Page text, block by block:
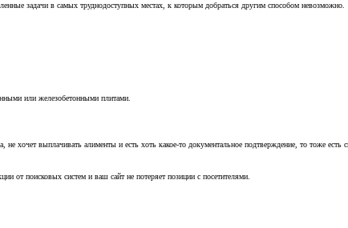
задачи в самых труднодоступных местах, к которым добраться другим способом невозможно.
или железобетонными плитами.
хочет выплачивать алименты и есть хоть какое-то документальное подтверждение, то тоже
от поисковых систем и ваш сайт не потеряет позиции с посетителями.